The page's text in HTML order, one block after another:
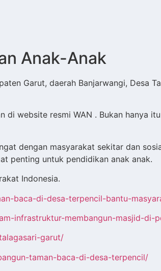
Anak-Anak
Garut, daerah Banjarwangi, Desa
di website resmi WAN . Bukan hanya
dengan masyarakat sekitar dan
penting untuk pendidikan anak anak.
Indonesia.
baca-di-desa-terpencil-bantu-
infrastruktur-membangun-masjid-di-
garut/
taman-baca-di-desa-terpencil/